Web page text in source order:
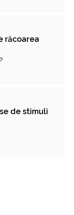
răcoarea
de stimuli